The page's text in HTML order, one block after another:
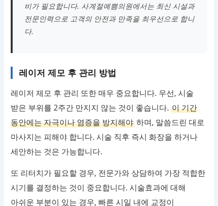
비가 필요합니다. 사계절예쁨의원에서는 최신 시설과
전문인력으로 고객의 안전과 만족을 최우선으로 합니
다.
레이저 제모 후 관리 방법
레이저 제모 후 관리 또한 매우 중요합니다. 우선, 시술
받은 부위를 2주간 만지지 않는 것이 좋습니다.이 기간
동안에는 자극이나 염증을 방지해야 하며, 말씀드린 대로
마사지는 피해야 합니다. 시술 직후 즉시 화장을 하거나
세안하는 것은 가능합니다.
또 리터치가 필요할 경우, 전문가와 상담하여 가장 적합한
시기를 결정하는 것이 중요합니다. 시술효과에 대해
아쉬운 부분이 있는 경우, 빠른 시일 내에 교정이